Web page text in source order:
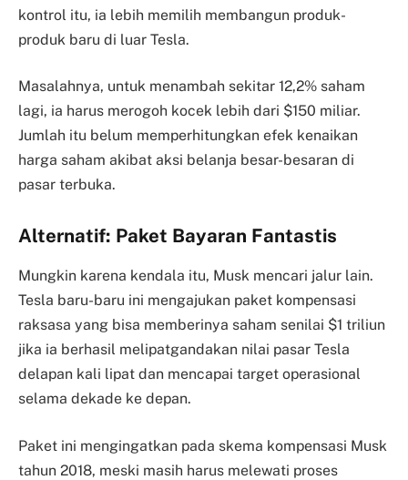
kontrol itu, ia lebih memilih membangun produk-
produk baru di luar Tesla.
Masalahnya, untuk menambah sekitar 12,2% saham
lagi, ia harus merogoh kocek lebih dari $150 miliar.
Jumlah itu belum memperhitungkan efek kenaikan
harga saham akibat aksi belanja besar-besaran di
pasar terbuka.
Alternatif: Paket Bayaran Fantastis
Mungkin karena kendala itu, Musk mencari jalur lain.
Tesla baru-baru ini mengajukan paket kompensasi
raksasa yang bisa memberinya saham senilai $1 triliun
jika ia berhasil melipatgandakan nilai pasar Tesla
delapan kali lipat dan mencapai target operasional
selama dekade ke depan.
Paket ini mengingatkan pada skema kompensasi Musk
tahun 2018, meski masih harus melewati proses